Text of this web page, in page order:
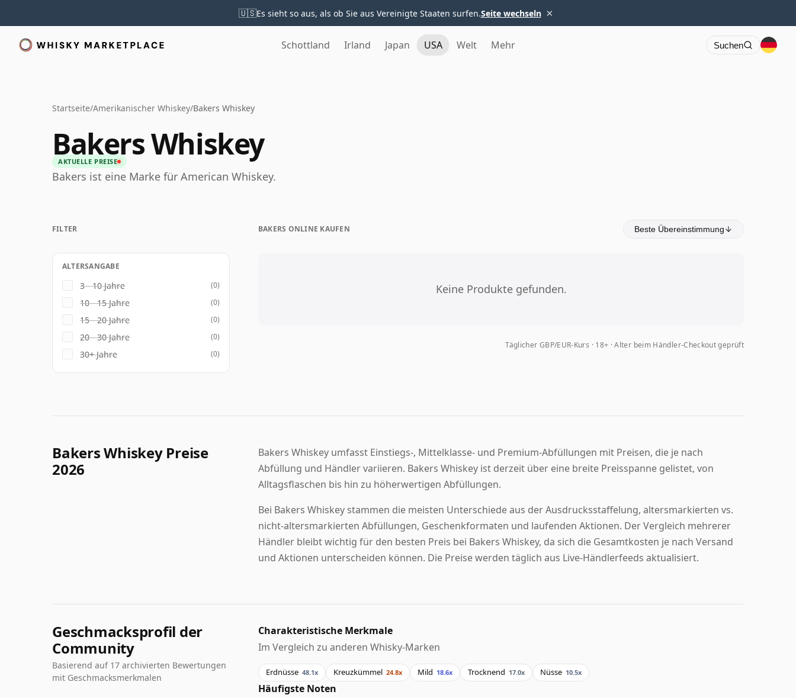
🇺🇸Es sieht so aus, als ob Sie aus Vereinigte Staaten surfen.Seite wechseln ×
Schottland Irland Japan USA Welt Mehr Suchen
Startseite/Amerikanischer Whiskey/Bakers Whiskey
Bakers Whiskey
AKTUELLE PREISE
Bakers ist eine Marke für American Whiskey.
BAKERS ONLINE KAUFEN Beste Übereinstimmung
Keine Produkte gefunden.
Täglicher GBP/EUR-Kurs 18+ · Alter beim Händler-Checkout geprüft
FILTER
ALTERSANGABE
3 - 10 Jahre (0)
10 - 15 Jahre (0)
15 - 20 Jahre (0)
20 - 30 Jahre (0)
30+ Jahre (0)
Bakers Whiskey Preise
2026
Bakers Whiskey umfasst Einstiegs-, Mittelklasse- und Premium-Abfüllungen mit Preisen, die je nach
Abfüllung und Händler variieren. Bakers Whiskey ist derzeit über eine breite Preisspanne gelistet, von
Alltagsflaschen bis hin zu höherwertigen Abfüllungen.
Bei Bakers Whiskey stammen die meisten Unterschiede aus der Ausdrucksstaffelung, altersmarkierten vs.
nicht-altersmarkierten Abfüllungen, Geschenkformaten und laufenden Aktionen. Der Vergleich mehrerer
Händler bleibt wichtig für den besten Preis bei Bakers Whiskey, da sich die Gesamtkosten je nach Versand
und Aktionen unterscheiden können. Die Preise werden täglich aus Live-Händlerfeeds aktualisiert.
Geschmacksprofil der
Community
Basierend auf 17 archivierten Bewertungen
mit Geschmacksmerkmalen
Charakteristische Merkmale
Im Vergleich zu anderen Whisky-Marken
Erdnüsse 48.1x Kreuzkümmel 24.8x Mild 18.6x Trocknend 17.0x Nüsse 10.5x
Häufigste Noten